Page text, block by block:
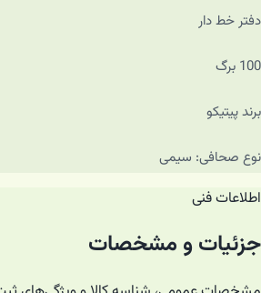
دفتر خط دار
100 برگ
برند پیتیکو
نوع صحافی: سیمی
اطلاعات فنی
جزئیات و مشخصات